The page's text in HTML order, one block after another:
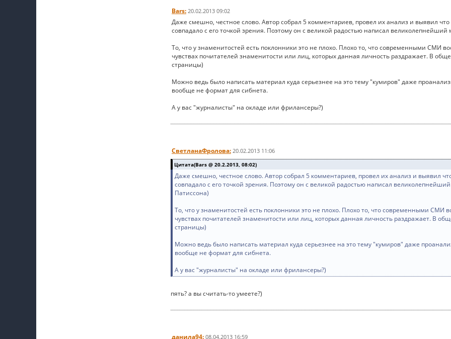
Bars: 20.02.2013 09:02
Даже смешно, честное слово. Автор собрал 5 комментариев, провел их анализ и выявил
совпадало с его точкой зрения. Поэтому он с великой радостью написал
То, что у знаменитостей есть поклонники это не плохо. Плохо то, что современными СМИ
чувствах почитателей знаменитости или лиц, которых данная личность раздражает. В
страницы)
Можно ведь было написать материал куда серьезнее на это тему "кумиров" даже
вообще не формат для сибнета.
А у вас "журналисты" на окладе или фрилансеры?)
СветланаФролова: 20.02.2013 11:06
Цитата(Bars @ 20.2.2013, 08:02)
Даже смешно, честное слово. Автор собрал 5 комментариев, провел их анализ и выявил
совпадало с его точкой зрения. Поэтому он с великой радостью написал
Патиссона)
То, что у знаменитостей есть поклонники это не плохо. Плохо то, что современными СМИ
чувствах почитателей знаменитости или лиц, которых данная личность раздражает. В
страницы)
Можно ведь было написать материал куда серьезнее на это тему "кумиров" даже
вообще не формат для сибнета.
А у вас "журналисты" на окладе или фрилансеры?)
пять? а вы считать-то умеете?)
данила94: 08.04.2013 16:59